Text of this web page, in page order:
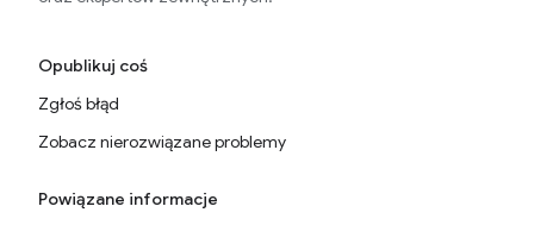
Opublikuj coś
Zgłoś błąd
Zobacz nierozwiązane problemy
Powiązane informacje